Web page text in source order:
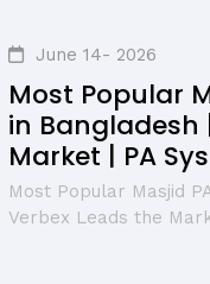
June 14- 2026
Most Popular
in Bangladesh
Market | PA
Most Popular Masjid
Verbex Leads the